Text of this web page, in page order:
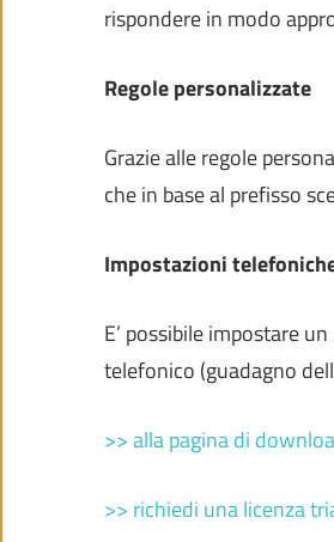
rispondere in modo
Regole personalizzate
Grazie alle regole
che in base al prefisso
Impostazioni
E’ possibile impostare
telefonico (guadagno
>> alla pagina di
>> richiedi una licenza